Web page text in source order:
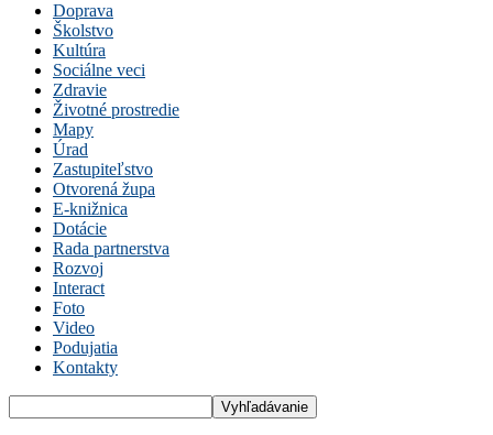
Doprava
Školstvo
Kultúra
Sociálne veci
Zdravie
Životné prostredie
Mapy
Úrad
Zastupiteľstvo
Otvorená župa
E-knižnica
Dotácie
Rada partnerstva
Rozvoj
Interact
Foto
Video
Podujatia
Kontakty